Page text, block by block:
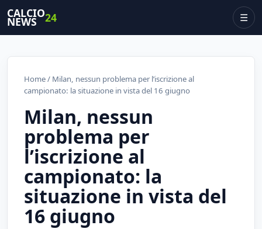
CALCIO
NEWS 24 ☰
Home/ Milan, nessun problema per l’iscrizione al
campionato: la situazione in vista del 16 giugno
Milan, nessun
problema per
l’iscrizione al
campionato: la
situazione in vista del
16 giugno